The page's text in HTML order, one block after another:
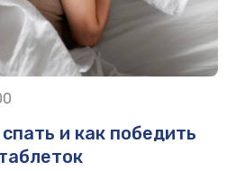
и как победить